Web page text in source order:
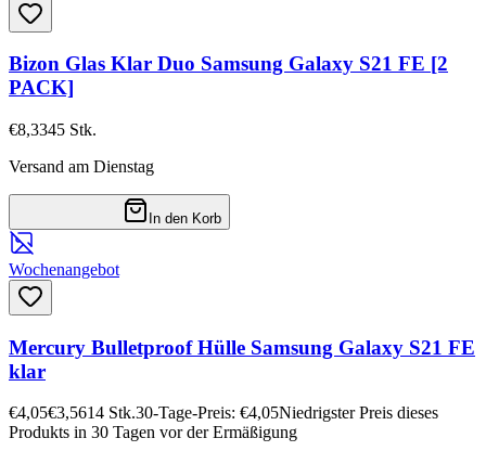
Bizon Glas Klar Duo Samsung Galaxy S21 FE [2
PACK]
€8,3345 Stk.
Versand am Dienstag
In den Korb
Wochenangebot
Mercury Bulletproof Hülle Samsung Galaxy S21 FE
klar
€4,05€3,5614 Stk.30-Tage-Preis: €4,05Niedrigster Preis dieses
Produkts in 30 Tagen vor der Ermäßigung